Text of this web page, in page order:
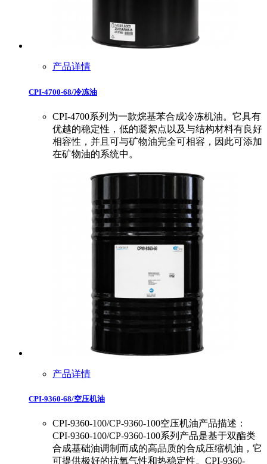
产品详情
CPI-4700-68/冷冻油
CPI-4700系列为一款烷基苯合成冷冻机油。它具有
优越的稳定性，低的凝絮点以及与结构材料有良好
相容性，并且可与矿物油完全可相容，因此可添加
在矿物油的系统中。
产品详情
CPI-9360-68/空压机油
CPI-9360-100/CP-9360-100空压机油产品描述：
CPI-9360-100/CP-9360-100系列产品是基于双酯类
合成基础油调制而成的高品质的合成压缩机油，它
可提供极好的抗氧气性和热稳定性。CPI-9360-